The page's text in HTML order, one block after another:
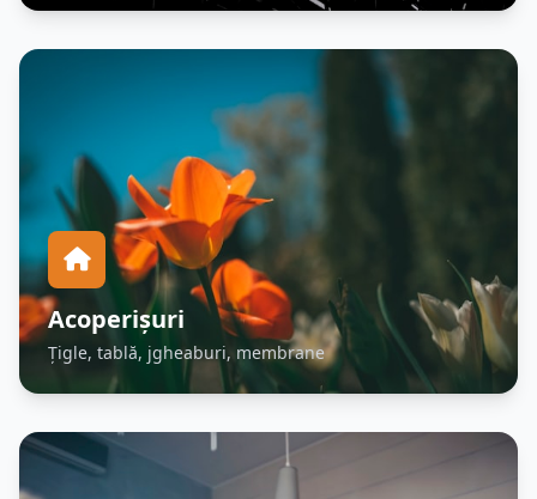
Acoperișuri
Țigle, tablă, jgheaburi, membrane